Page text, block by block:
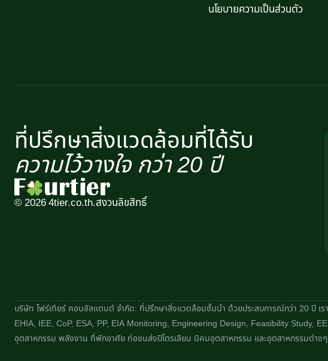
นโยบายความเป็นส่วนตัว
ที่ปรึกษาสิ่งแวดล้อมที่ได้รับ
ความไว้วางใจ กว่า 20 ปี​
© 2026 4tier.co.th.สงวนลิขสิทธิ์
บริษัท โฟร์เทียร์ คอนซัลแตนต์ จำกัด: ที่ปรึกษาสิ่งแวดล้อมชั้นนำ ด้วยประสบการณ์กว่า 20 ปี เ
EHIA, IEE, CoP, ESA, PP, EIA Monitoring, Engineering Design, Feasibility Study,
อุตสาหกรรม พลังงาน ที่พักอาศัย ท่อขนส่งปิโตรเลียม นิคมอุตสาหกรรม และอุตสาหกรรมต่า